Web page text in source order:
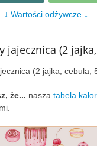
↓ Wartości odżywcze ↓
jajecznica (2
(2 jajka, cebula,
że... nasza tabela